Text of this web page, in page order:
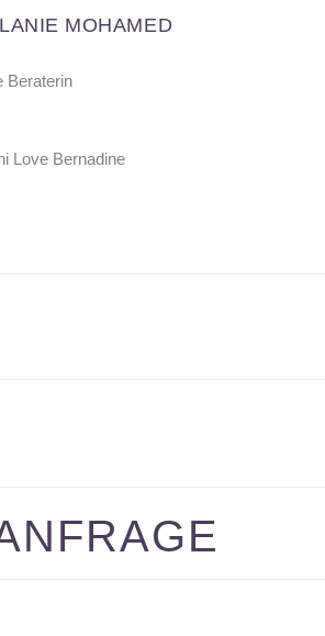
MOHAMED
Beraterin
Love Bernadine